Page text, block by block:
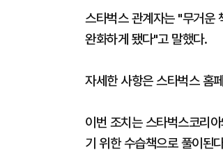
스타벅스 관계자는 "무거운
완화하게 됐다"고 말했다.
자세한 사항은 스타벅스 홈
이번 조치는 스타벅스코리
기 위한 수습책으로 풀이된